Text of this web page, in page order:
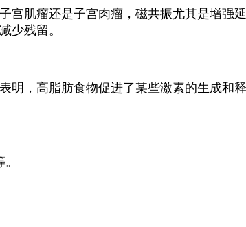
肌瘤还是子宫肉瘤，磁共振尤其是增强
少残留。
，高脂肪食物促进了某些激素的生成和